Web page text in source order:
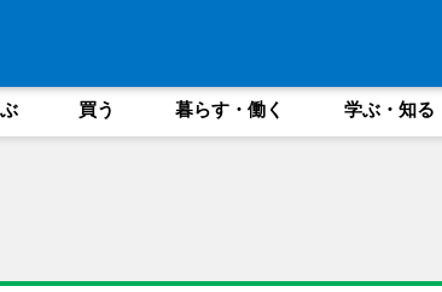
買う 暮らす・働く 学ぶ・知る